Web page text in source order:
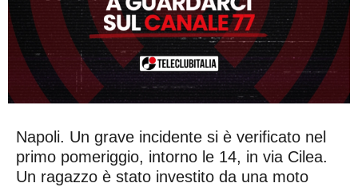
Napoli. Un grave incidente si è verificato nel
primo pomeriggio, intorno le 14, in via Cilea.
Un ragazzo è stato investito da una moto